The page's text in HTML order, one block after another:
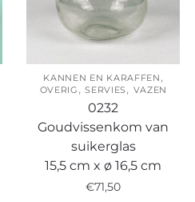
KANNEN EN KARAFFEN ,
OVERIG ,SERVIES, VAZEN
0232
Goudvissenkom van
suikerglas
15,5 cm x ø 16,5 cm
€71,50